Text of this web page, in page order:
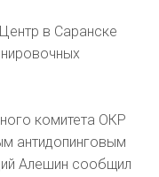
в Саранске
комитета ОКР
антидопинговым
Алешин сообщил